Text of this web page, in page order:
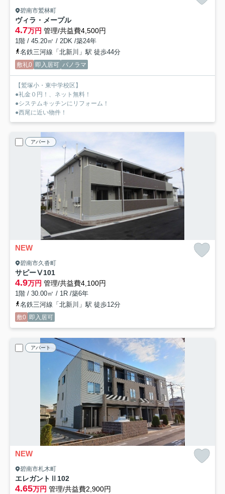
碧南市鷲林町
ヴィラ・メープル
4.7万円 管理/共益費4,500円
1階 / 45.20㎡ / 2DK /築24年
名鉄三河線「北新川」駅 徒歩44分
敷礼0 即入居可 パノラマ
【鷲塚小・東中学校区】
●礼金０円！、ネット無料！
●システムキッチンにリフォーム！
●西尾に近い物件！
アパート
NEW
碧南市久沓町
サピーⅤ101
4.9万円 管理/共益費4,100円
1階 / 30.00㎡ / 1R /築6年
名鉄三河線「北新川」駅 徒歩12分
敷0 即入居可
アパート
NEW
碧南市札木町
エレガントⅡ 102
4.65万円 管理/共益費2,900円